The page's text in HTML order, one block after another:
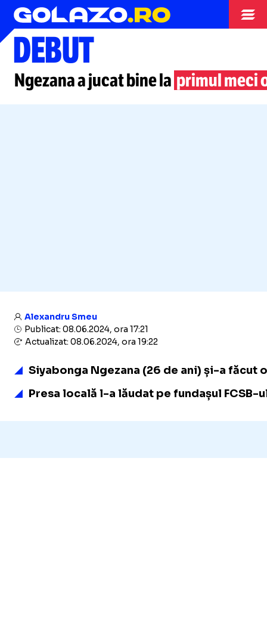
Campionatul Mondial
DEBUT
Ngezana a jucat bine la primul meci
Alexandru Smeu
Publicat: 08.06.2024, ora 17:21
Actualizat: 08.06.2024, ora 19:22
Siyabonga Ngezana (26 de ani) și-a
Presa locală l-a lăudat pe fundașul